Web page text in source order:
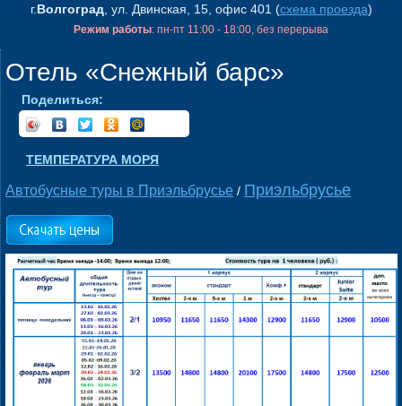
г.Волгоград, ул. Двинская, 15, офис 401 (схема проезда)
Режим работы: пн-пт 11:00 - 18:00, без перерыва
Отель «Снежный барс»
Поделиться:
ТЕМПЕРАТУРА МОРЯ
Автобусные туры в Приэльбрусье / Приэльбрусье